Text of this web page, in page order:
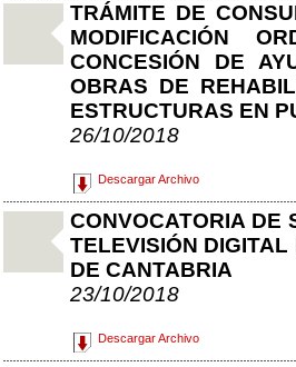
TRÁMITE DE
MODIFICACIÓN
CONCESIÓN DE
OBRAS DE
ESTRUCTURAS EN
26/10/2018
Descargar Archivo
CONVOCATORIA DE
TELEVISIÓN
DE CANTABRIA
23/10/2018
Descargar Archivo